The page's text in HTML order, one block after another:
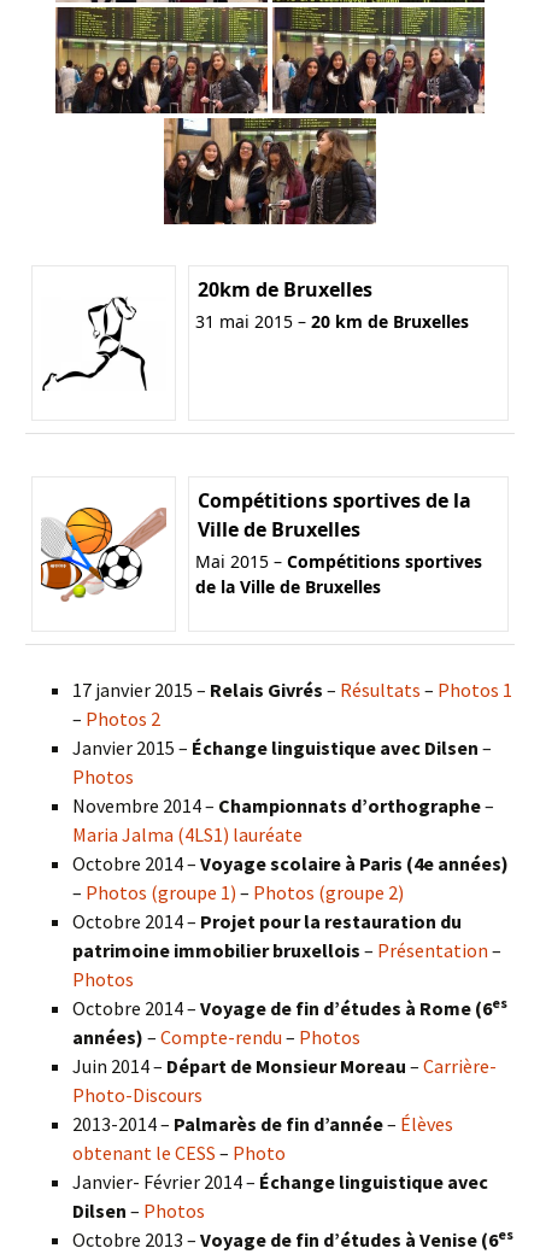
20km de Bruxelles
31 mai 2015 – 20 km de Bruxelles
Compétitions sportives de la
Ville de Bruxelles
Mai 2015 – Compétitions sportives
de la Ville de Bruxelles
17 janvier 2015 – Relais Givrés – Résultats – Photos 1
– Photos 2
Janvier 2015 – Échange linguistique avec Dilsen –
Photos
Novembre 2014 – Championnats d’orthographe–
Maria Jalma (4LS1) lauréate
Octobre 2014 – Voyage scolaire à Paris (4e années)
– Photos (groupe 1) – Photos (groupe 2)
Octobre 2014 – Projet pour la restauration du
patrimoine immobilier bruxellois – Présentation –
Photos
Octobre 2014 – Voyage de fin d’études à Rome (6es
années) – Compte-rendu – Photos
Juin 2014 – Départ de Monsieur Moreau – Carrière-
Photo-Discours
2013-2014 – Palmarès de fin d’année– Élèves
obtenant le CESS – Photo
Janvier- Février 2014 – Échange linguistique avec
Dilsen – Photos
Octobre 2013 – Voyage de fin d’études à Venise (6es